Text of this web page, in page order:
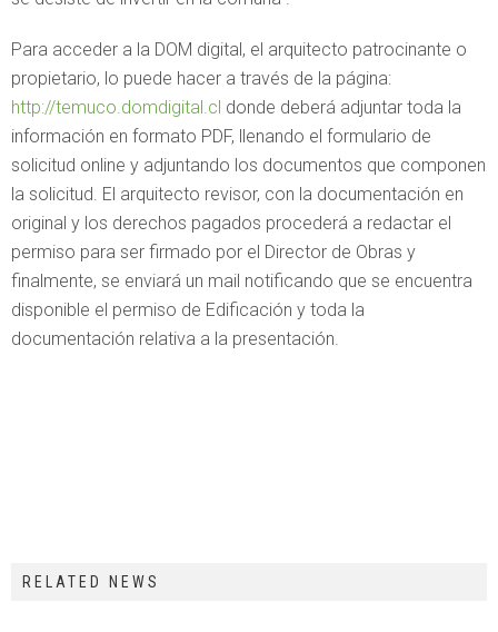
Para acceder a la DOM digital, el arquitecto patrocinante o
propietario, lo puede hacer a través de la página:
http://temuco.domdigital.cl donde deberá adjuntar toda la
información en formato PDF, llenando el formulario de
solicitud online y adjuntando los documentos que componen
la solicitud. El arquitecto revisor, con la documentación en
original y los derechos pagados procederá a redactar el
permiso para ser firmado por el Director de Obras y
finalmente, se enviará un mail notificando que se encuentra
disponible el permiso de Edificación y toda la
documentación relativa a la presentación.
RELATED NEWS